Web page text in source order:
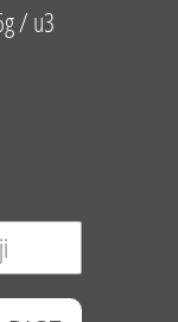
/ u3